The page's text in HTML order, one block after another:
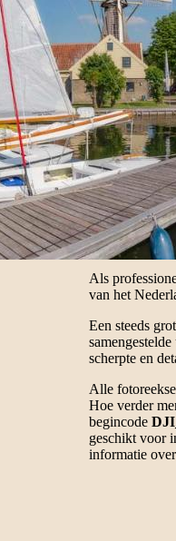
Als
van het
Een steeds
scherpte en
Alle
Hoe verder
begincode
geschikt voor
informatie